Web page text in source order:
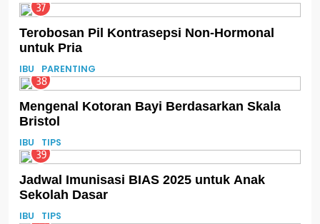
37
Terobosan Pil Kontrasepsi Non-Hormonal
untuk Pria
IBU PARENTING
38
Mengenal Kotoran Bayi Berdasarkan Skala
Bristol
IBU TIPS
39
Jadwal Imunisasi BIAS 2025 untuk Anak
Sekolah Dasar
IBU TIPS